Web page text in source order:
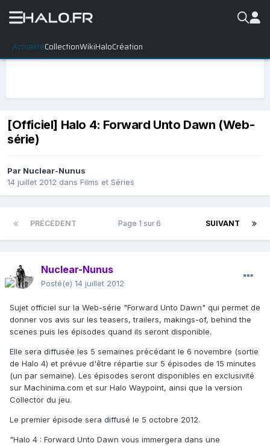
ActualitéCollectionWikiHaloCréation
[Officiel] Halo 4: Forward Unto Dawn (Web-
série)
Par Nuclear-Nunus
14 juillet 2012 dans Films et Séries
PRÉCÉDENT SUIVANT
Page 1 sur 6
Nuclear-Nunus
Posté(e) 14 juillet 2012
Sujet officiel sur la Web-série "Forward Unto Dawn" qui permet de
donner vos avis sur les teasers, trailers, makings-of, behind the
scenes puis les épisodes quand ils seront disponible.
Elle sera diffusée les 5 semaines précédant le 6 novembre (sortie
de Halo 4) et prévue d'être répartie sur 5 épisodes de 15 minutes
(un par semaine). Les épisodes seront disponibles en exclusivité
sur Machinima.com et sur Halo Waypoint, ainsi que la version
Collector du jeu.
Le premier épisode sera diffusé le 5 octobre 2012.
"Halo 4 : Forward Unto Dawn vous immergera dans une